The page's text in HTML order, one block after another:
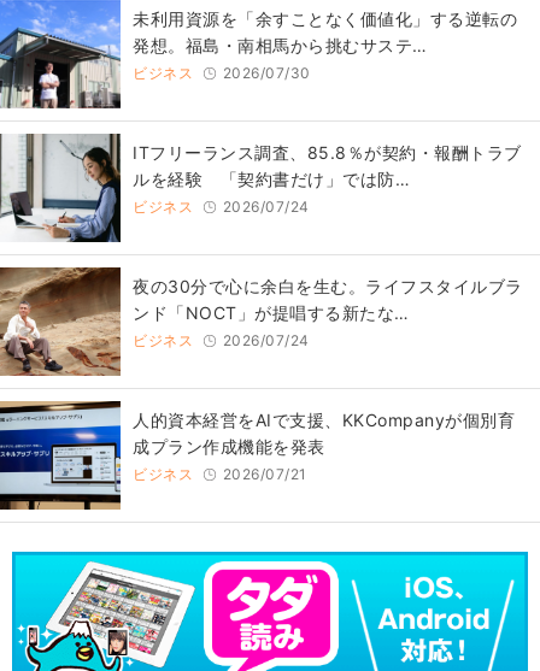
​​未利用資源を「余すことなく価値化」する逆転の
発想。福島・南相馬から挑むサステ…
ビジネス 2026/07/30
ITフリーランス調査、85.8％が契約・報酬トラブ
ルを経験 「契約書だけ」では防…
ビジネス 2026/07/24
​夜の30分で心に余白を生む。ライフスタイルブラ
ンド「NOCT」が提唱する新たな…
ビジネス 2026/07/24
人的資本経営をAIで支援、KKCompanyが個別育
成プラン作成機能を発表
ビジネス 2026/07/21